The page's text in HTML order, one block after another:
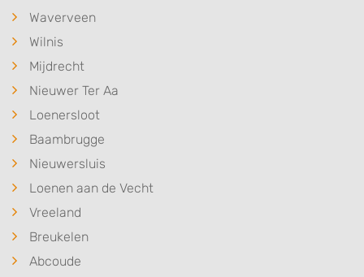
Waverveen
Wilnis
Mijdrecht
Nieuwer Ter Aa
Loenersloot
Baambrugge
Nieuwersluis
Loenen aan de Vecht
Vreeland
Breukelen
Abcoude